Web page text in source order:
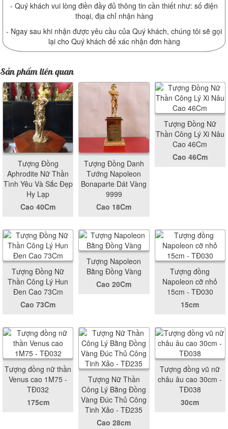
- Quý khách vui lòng điền đầy đủ thông tin cần thiết như: số điện
thoại, địa chỉ nhận hàng
- Ngay sau khi nhận được yêu cầu của Quý khách, chúng tôi sẽ gọi
lại cho Quý khách để xác nhận đơn hàng
Sản phẩm liên quan
Tượng Đồng
Aphrodite Nữ Thần
Tình Yêu Và Sắc Đẹp
Hy Lạp
Cao 40Cm
Tượng Đồng Danh
Tướng Napoleon
Bonaparte Dát Vàng
9999
Cao 18Cm
Tượng Đồng Nữ
Thần Công Lý Xi Nâu
Cao 46Cm
Cao 46Cm
Tượng Đồng Nữ
Thần Công Lý Hun
Đen Cao 73Cm
Cao 73Cm
Tượng Napoleon
Bằng Đồng Vàng
Cao 20Cm
Tượng đồng
Napoleon cỡ nhỏ
15cm - TĐ030
15cm
Tượng đồng nữ thần
Venus cao 1M75 -
TĐ032
175cm
Tượng Nữ Thần
Công Lý Bằng Đồng
Vàng Đúc Thủ Công
Tinh Xảo - TĐ235
Cao 28cm
Tượng đồng vũ nữ
châu âu cao 30cm -
TĐ038
30cm